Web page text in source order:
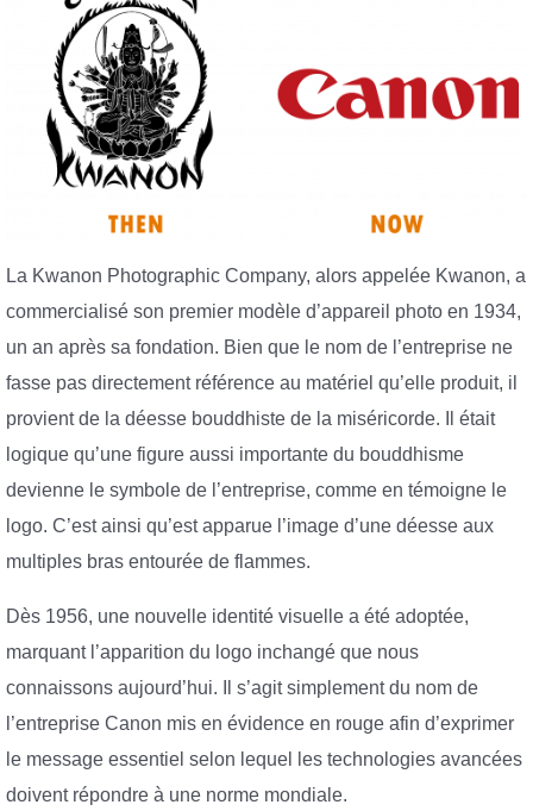
La Kwanon Photographic Company, alors appelée Kwanon, a
commercialisé son premier modèle d’appareil photo en 1934,
un an après sa fondation. Bien que le nom de l’entreprise ne
fasse pas directement référence au matériel qu’elle produit, il
provient de la déesse bouddhiste de la miséricorde. Il était
logique qu’une figure aussi importante du bouddhisme
devienne le symbole de l’entreprise, comme en témoigne le
logo. C’est ainsi qu’est apparue l’image d’une déesse aux
multiples bras entourée de flammes.
Dès 1956, une nouvelle identité visuelle a été adoptée,
marquant l’apparition du logo inchangé que nous
connaissons aujourd’hui. Il s’agit simplement du nom de
l’entreprise Canon mis en évidence en rouge afin d’exprimer
le message essentiel selon lequel les technologies avancées
doivent répondre à une norme mondiale.